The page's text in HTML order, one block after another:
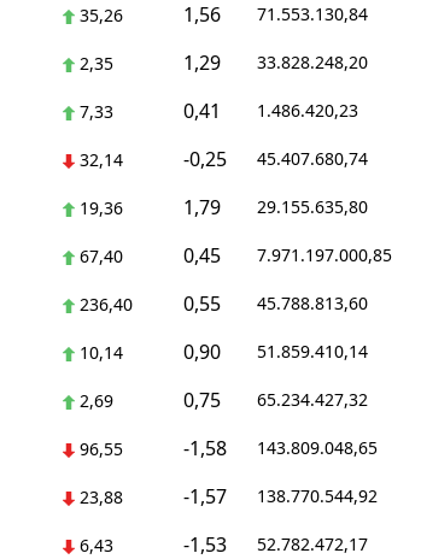
35,26 1,56 71.553.130,84
2,35 1,29 33.828.248,20
7,33 0,41 1.486.420,23
32,14 -0,25 45.407.680,74
19,36 1,79 29.155.635,80
67,40 0,45 7.971.197.000,85
236,40 0,55 45.788.813,60
10,14 0,90 51.859.410,14
2,69 0,75 65.234.427,32
96,55 -1,58 143.809.048,65
23,88 -1,57 138.770.544,92
6,43 -1,53 52.782.472,17